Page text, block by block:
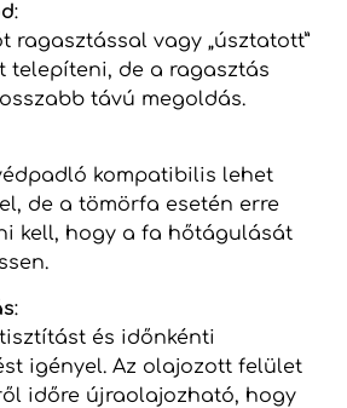
:
ragasztással vagy „úsztatott”
telepíteni, de a ragasztás
távú megoldás.
kompatibilis lehet
de a tömörfa esetén erre
kell, hogy a fa hőtágulását
:
és időnkénti
igényel. Az olajozott felület
időre újraolajozható, hogy